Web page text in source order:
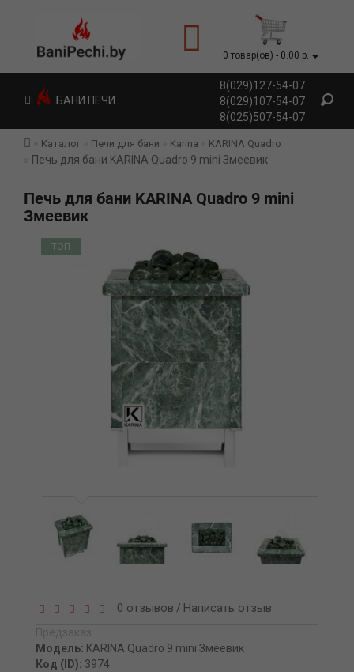
0 товар(ов) - 0.00 р.
8(029)127-54-07
8(029)107-54-07
8(025)507-54-07
БАНИ ПЕЧИ
Каталог Печи для бани Karina KARINA Quadro
Печь для бани KARINA Quadro 9 mini Змеевик
Печь для бани KARINA Quadro 9 mini
Змеевик
ТОП
0 отзывов / Написать отзыв
Модель: KARINA Quadro 9 mini Змеевик
Код (ID): 3974